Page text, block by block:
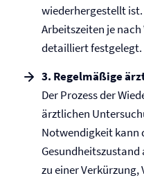
wiederhergestellt
Arbeitszeiten je
detailliert festgelegt.
3. Regelmäßige
Der Prozess der
ärztlichen
Notwendigkeit kann
Gesund­heits­zustand
zu einer